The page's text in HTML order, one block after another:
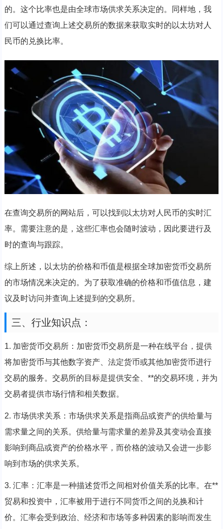
的。这个比率也是由全球市场供求关系决定的。同样地，我
们可以通过查询上述交易所的数据来获取实时的以太坊对人
民币的兑换比率。
在查询交易所的网站后，可以找到以太坊对人民币的实时汇
率。需要注意的是，这些汇率也会随时波动，因此要进行及
时的查询与跟踪。
综上所述，以太坊的价格和币值是根据全球加密货币交易所
的市场情况来决定的。为了获取准确的价格和币值信息，建
议及时访问并查询上述提到的交易所。
三、行业知识点：
1. 加密货币交易所：加密货币交易所是一种在线平台，提供
将加密货币与其他数字资产、法定货币或其他加密货币进行
交易的服务。交易所的目标是提供安全、**的交易环境，并为
交易者提供市场行情和相关数据。
2. 市场供求关系：市场供求关系是指商品或资产的供给量与
需求量之间的关系。供给量与需求量的差异及其变动会直接
影响到商品或资产的价格水平，而价格的波动又会进一步影
响到市场的供求关系。
3. 汇率：汇率是一种描述货币之间相对价值关系的比率。在**
贸易和投资中，汇率被用于进行不同货币之间的兑换和计
价。汇率会受到政治、经济和市场等多种因素的影响而发生